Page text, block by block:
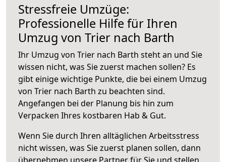
Stressfreie Umzüge:
Professionelle Hilfe für Ihren
Umzug von Trier nach Barth
Ihr Umzug von Trier nach Barth steht an und Sie
wissen nicht, was Sie zuerst machen sollen? Es
gibt einige wichtige Punkte, die bei einem Umzug
von Trier nach Barth zu beachten sind.
Angefangen bei der Planung bis hin zum
Verpacken Ihres kostbaren Hab & Gut.
Wenn Sie durch Ihren alltäglichen Arbeitsstress
nicht wissen, was Sie zuerst planen sollen, dann